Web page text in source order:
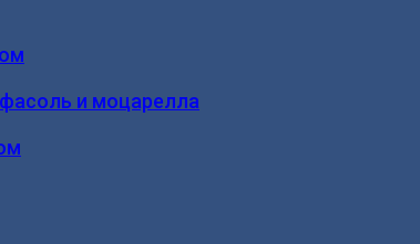
и моцарелла